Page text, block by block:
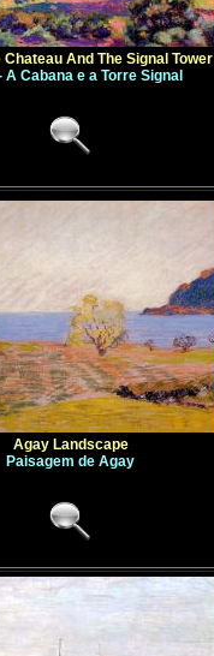
Chateau And The Signal Tower
A Cabana e a Torre Signal
Agay Landscape
Paisagem de Agay